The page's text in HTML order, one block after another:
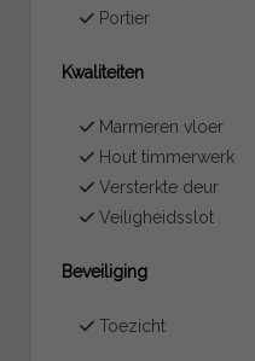
Portier
Kwaliteiten
Marmeren vloer
Hout timmerwerk
Versterkte deur
Veiligheidsslot
Beveiliging
Toezicht